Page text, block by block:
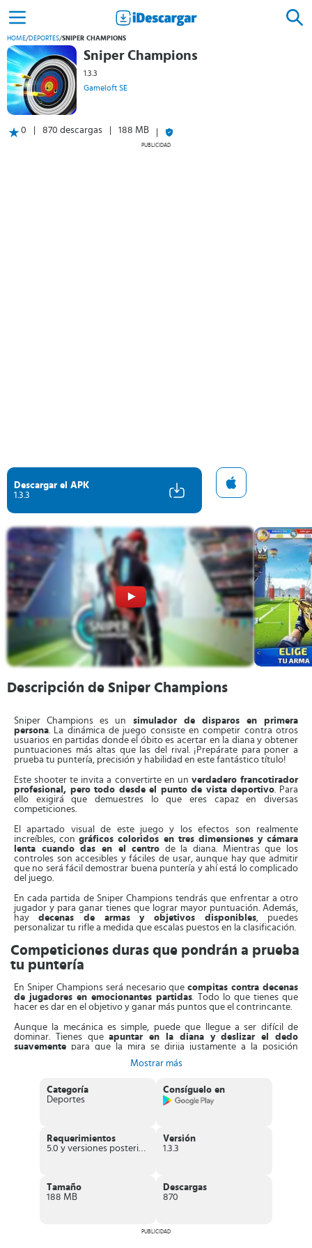
HOME/DEPORTES/SNIPER CHAMPIONS
Sniper Champions
1.3.3
Gameloft SE
0 870 descargas 188 MB
PUBLICIDAD
Descargar el APK
1.3.3
Descripción de Sniper Champions
Sniper Champions es un simulador de disparos en primera
persona. La dinámica de juego consiste en competir contra otros
usuarios en partidas donde el óbito es acertar en la diana y obtener
puntuaciones más altas que las del rival. ¡Prepárate para poner a
prueba tu puntería, precisión y habilidad en este fantástico título!
Este shooter te invita a convertirte en un verdadero francotirador
profesional, pero todo desde el punto de vista deportivo. Para
ello exigirá que demuestres lo que eres capaz en diversas
competiciones.
El apartado visual de este juego y los efectos son realmente
increíbles, congráficos coloridos en tres dimensiones y cámara
lenta cuando das en el centro de la diana. Mientras que los
controles son accesibles y fáciles de usar, aunque hay que admitir
que no será fácil demostrar buena puntería y ahí está lo complicado
del juego.
En cada partida de Sniper Champions tendrás que enfrentar a otro
jugador y para ganar tienes que lograr mayor puntuación. Además,
hay decenas de armas y objetivos disponibles, puedes
personalizar tu rifle a medida que escalas puestos en la clasificación.
Competiciones duras que pondrán a prueba
tu puntería
En Sniper Champions será necesario quecompitas contra decenas
de jugadores en emocionantes partidas. Todo lo que tienes que
hacer es dar en el objetivo y ganar más puntos que el contrincante.
Aunque la mecánica es simple, puede que llegue a ser difícil de
dominar. Tienes queapuntar en la diana y deslizar el dedo
suavemente para que la mira se dirija justamente a la posición
exactamente en el centro de la diana. Una vez que haces el tiro, la
bala impactará en el punto indicado. Si logras hacerlo con precisión,
entonces podrás
disfrutar de todo el disparo en cámara lenta
manera que si vas perdiendo tienes la posibilidad de tomar ventaja
en los últimos tramos de la competencia. Inclusive hay casos en los
que puedes puntuar doble, así que
Por otro lado, una de las cosas divertidas de descargar Sniper
Champions es que puedes
desbloquear una gran variedad de
Mostrar más
Categoría
Deportes
Consíguelo en
Requerimientos
5.0 y versiones posteriores
Versión
1.3.3
Tamaño
188 MB
Descargas
870
PUBLICIDAD